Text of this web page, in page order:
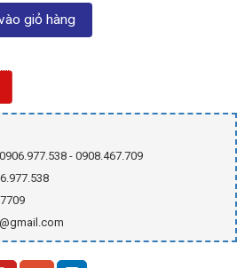
giỏ hàng
- 0908.467.709